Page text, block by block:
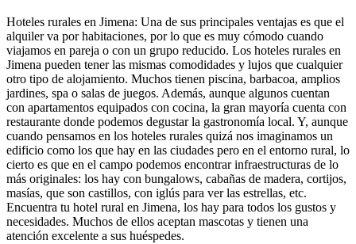
Hoteles rurales en Jimena: Una de sus principales ventajas es que el
alquiler va por habitaciones, por lo que es muy cómodo cuando
viajamos en pareja o con un grupo reducido. Los hoteles rurales en
Jimena pueden tener las mismas comodidades y lujos que cualquier
otro tipo de alojamiento. Muchos tienen piscina, barbacoa, amplios
jardines, spa o salas de juegos. Además, aunque algunos cuentan
con apartamentos equipados con cocina, la gran mayoría cuenta con
restaurante donde podemos degustar la gastronomía local. Y, aunque
cuando pensamos en los hoteles rurales quizá nos imaginamos un
edificio como los que hay en las ciudades pero en el entorno rural, lo
cierto es que en el campo podemos encontrar infraestructuras de lo
más originales: los hay con bungalows, cabañas de madera, cortijos,
masías, que son castillos, con iglús para ver las estrellas, etc.
Encuentra tu hotel rural en Jimena, los hay para todos los gustos y
necesidades. Muchos de ellos aceptan mascotas y tienen una
atención excelente a sus huéspedes.